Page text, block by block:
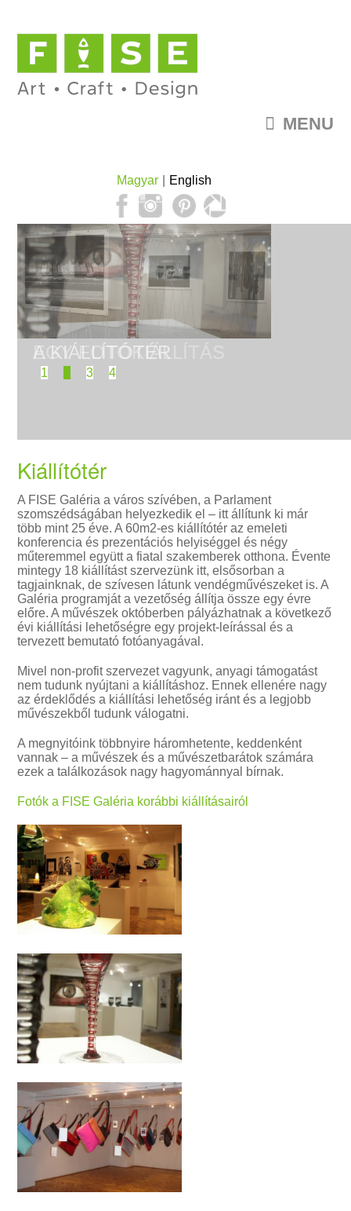
Magyar English
MENU
EGY FOTÓKIÁLLÍTÁS
1 3 4
Kiállítótér
A FISE Galéria a város szívében, a Parlament
szomszédságában helyezkedik el – itt állítunk ki már
több mint 25 éve. A 60m2-es kiállítótér az emeleti
konferencia és prezentációs helyiséggel és négy
műteremmel együtt a fiatal szakemberek otthona. Évente
mintegy 18 kiállítást szervezünk itt, elsősorban a
tagjainknak, de szívesen látunk vendégművészeket is. A
Galéria programját a vezetőség állítja össze egy évre
előre. A művészek októberben pályázhatnak a következő
évi kiállítási lehetőségre egy projekt-leírással és a
tervezett bemutató fotóanyagával.
Mivel non-profit szervezet vagyunk, anyagi támogatást
nem tudunk nyújtani a kiállításhoz. Ennek ellenére nagy
az érdeklődés a kiállítási lehetőség iránt és a legjobb
művészekből tudunk válogatni.
A megnyitóink többnyire háromhetente, keddenként
vannak – a művészek és a művészetbarátok számára
ezek a találkozások nagy hagyománnyal bírnak.
Fotók a FISE Galéria korábbi kiállításairól